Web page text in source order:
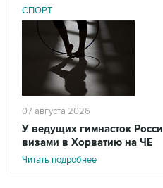
07 августа 2026
У ведущих гимнасток
визами в Хорватию на ЧЕ
Читать подробнее
"В качестве причины